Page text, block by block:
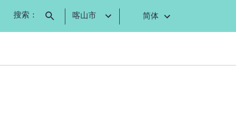
搜索： 喀山市 简体